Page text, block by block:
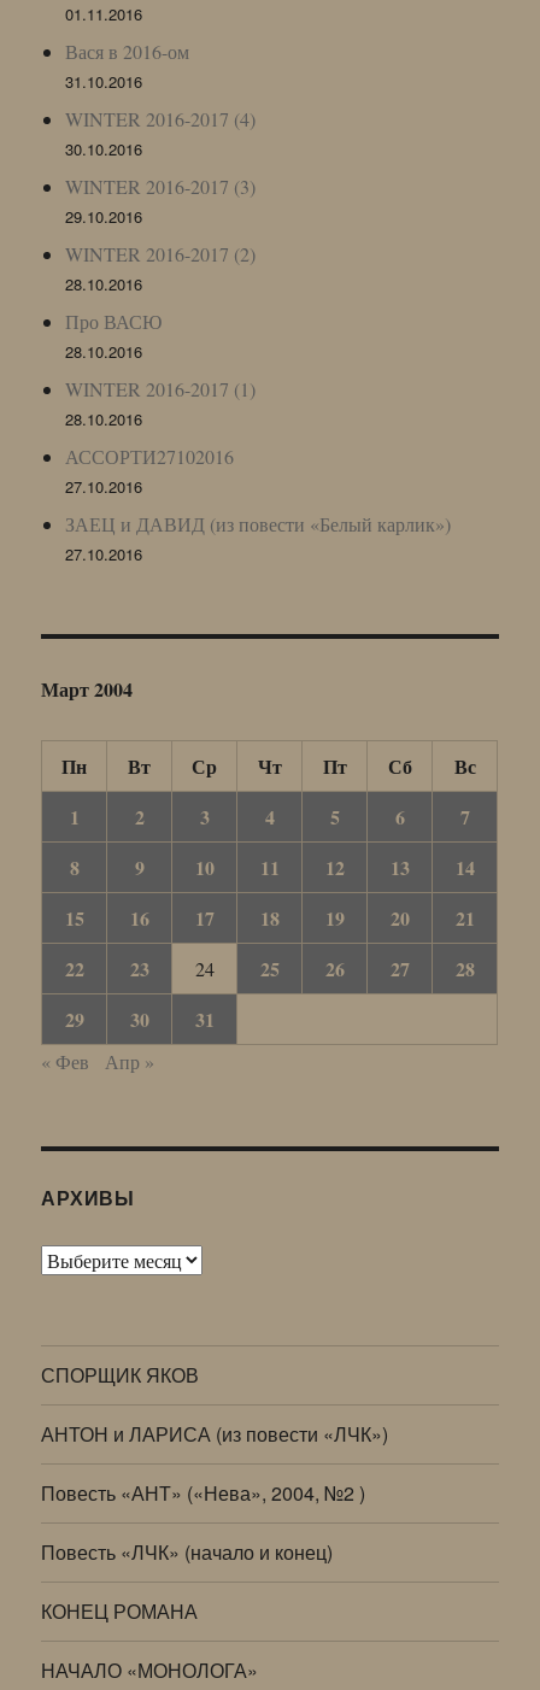
01.11.2016
Вася в 2016-ом
31.10.2016
WINTER 2016-2017 (4)
30.10.2016
WINTER 2016-2017 (3)
29.10.2016
WINTER 2016-2017 (2)
28.10.2016
Про ВАСЮ
28.10.2016
WINTER 2016-2017 (1)
28.10.2016
АССОРТИ27102016
27.10.2016
ЗАЕЦ и ДАВИД (из повести «Белый карлик»)
27.10.2016
Март 2004
Пн Вт Ср Чт Пт Сб
Вс
1
2 3 4 5 6
7
8
9 10 11 12 13
14
15
16 17 18 19 20
21
22
23 24 25 26 27
28
29
30 31
« Фев Апр »
АРХИВЫ
Архивы
СПОРЩИК ЯКОВ
АНТОН и ЛАРИСА (из повести «ЛЧК»)
Повесть «АНТ» («Нева», 2004, №2 )
Повесть «ЛЧК» (начало и конец)
КОНЕЦ РОМАНА
НАЧАЛО «МОНОЛОГА»